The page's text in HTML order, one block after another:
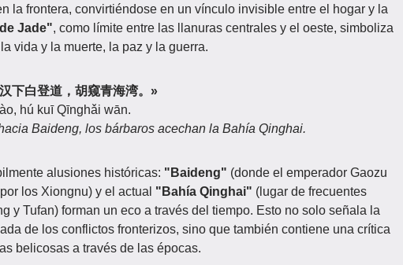
la frontera, convirtiéndose en un vínculo invisible entre el hogar y la
Jade", como límite entre las llanuras centrales y el oeste, simboliza
vida y la muerte, la paz y la guerra.
下白登道，胡窥青海湾。»
hú kuī Qīnghǎi wān.
Baideng, los bárbaros acechan la Bahía Qinghai.
alusiones históricas: "Baideng" (donde el emperador Gaozu
los Xiongnu) y el actual "Bahía Qinghai" (lugar de frecuentes
y Tufan) forman un eco a través del tiempo. Esto no solo señala la
de los conflictos fronterizos, sino que también contiene una crítica
belicosas a través de las épocas.